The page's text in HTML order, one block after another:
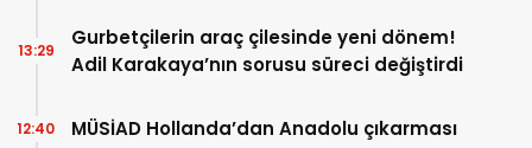
Gurbetçilerin araç çilesinde yeni dönem!
Adil Karakaya’nın sorusu süreci değiştirdi
13:29
MÜSİAD Hollanda’dan Anadolu çıkarması
12:40